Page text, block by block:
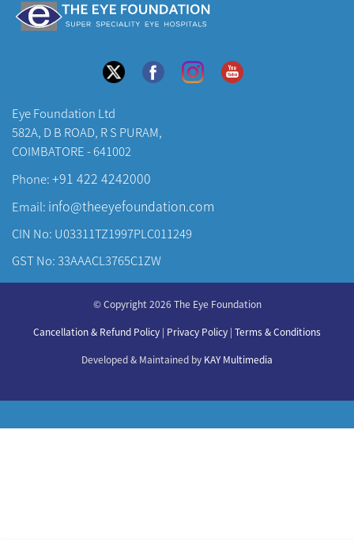
Eye Foundation Ltd
582A, D B ROAD, R S PURAM,
COIMBATORE - 641002
Phone:+91 422 4242000
Email: info@theeyefoundation.com
CIN No: U03311TZ1997PLC011249
GST No: 33AAACL3765C1ZW
About Us
Our Doctors
© Copyright 2026 The Eye Foundation
Cancellation & Refund Policy | Privacy Policy | Terms & Conditions
Developed & Maintained by KAY Multimedia